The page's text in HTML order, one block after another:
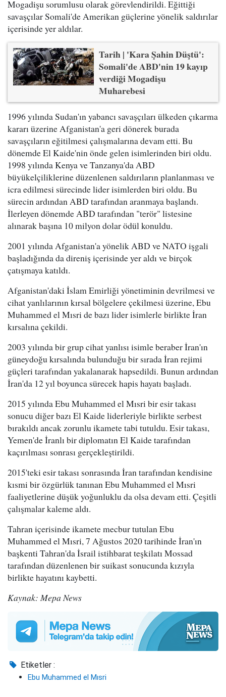
Mogadişu sorumlusu olarak görevlendirildi. Eğittiği
savaşçılar Somali'de Amerikan güçlerine yönelik saldırılar
içerisinde yer aldılar.
Tarih | 'Kara Şahin Düştü':
Somali'de ABD'nin 19 kayıp
verdiği Mogadişu
Muharebesi
1996 yılında Sudan'ın yabancı savaşçıları ülkeden çıkarma
kararı üzerine Afganistan'a geri dönerek burada
savaşçıların eğitilmesi çalışmalarına devam etti. Bu
dönemde El Kaide'nin önde gelen isimlerinden biri oldu.
1998 yılında Kenya ve Tanzanya'da ABD
büyükelçiliklerine düzenlenen saldırıların planlanması ve
icra edilmesi sürecinde lider isimlerden biri oldu. Bu
sürecin ardından ABD tarafından aranmaya başlandı.
İlerleyen dönemde ABD tarafından "terör" listesine
alınarak başına 10 milyon dolar ödül konuldu.
2001 yılında Afganistan'a yönelik ABD ve NATO işgali
başladığında da direniş içerisinde yer aldı ve birçok
çatışmaya katıldı.
Afganistan'daki İslam Emirliği yönetiminin devrilmesi ve
cihat yanlılarının kırsal bölgelere çekilmesi üzerine, Ebu
Muhammed el Mısri de bazı lider isimlerle birlikte İran
kırsalına çekildi.
2003 yılında bir grup cihat yanlısı isimle beraber İran'ın
güneydoğu kırsalında bulunduğu bir sırada İran rejimi
güçleri tarafından yakalanarak hapsedildi. Bunun ardından
İran'da 12 yıl boyunca sürecek hapis hayatı başladı.
2015 yılında Ebu Muhammed el Mısri bir esir takası
sonucu diğer bazı El Kaide liderleriyle birlikte serbest
bırakıldı ancak zorunlu ikamete tabi tutuldu. Esir takası,
Yemen'de İranlı bir diplomatın El Kaide tarafından
kaçırılması sonrası gerçekleştirildi.
2015'teki esir takası sonrasında İran tarafından kendisine
kısmi bir özgürlük tanınan Ebu Muhammed el Mısri
faaliyetlerine düşük yoğunluklu da olsa devam etti. Çeşitli
çalışmalar kaleme aldı.
Tahran içerisinde ikamete mecbur tutulan Ebu
Muhammed el Mısri, 7 Ağustos 2020 tarihinde İran'ın
başkenti Tahran'da İsrail istihbarat teşkilatı Mossad
tarafından düzenlenen bir suikast sonucunda kızıyla
birlikte hayatını kaybetti.
Kaynak: Mepa News
Etiketler :
Ebu Muhammed el Mısri